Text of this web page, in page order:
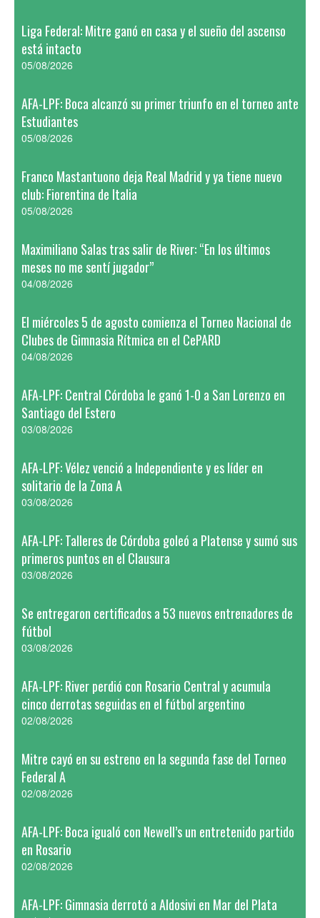
Liga Federal: Mitre ganó en casa y el sueño del ascenso
está intacto
05/08/2026
AFA-LPF: Boca alcanzó su primer triunfo en el torneo ante
Estudiantes
05/08/2026
Franco Mastantuono deja Real Madrid y ya tiene nuevo
club: Fiorentina de Italia
05/08/2026
Maximiliano Salas tras salir de River: “En los últimos
meses no me sentí jugador”
04/08/2026
El miércoles 5 de agosto comienza el Torneo Nacional de
Clubes de Gimnasia Rítmica en el CePARD
04/08/2026
AFA-LPF: Central Córdoba le ganó 1-0 a San Lorenzo en
Santiago del Estero
03/08/2026
AFA-LPF: Vélez venció a Independiente y es líder en
solitario de la Zona A
03/08/2026
AFA-LPF: Talleres de Córdoba goleó a Platense y sumó sus
primeros puntos en el Clausura
03/08/2026
Se entregaron certificados a 53 nuevos entrenadores de
fútbol
03/08/2026
AFA-LPF: River perdió con Rosario Central y acumula
cinco derrotas seguidas en el fútbol argentino
02/08/2026
Mitre cayó en su estreno en la segunda fase del Torneo
Federal A
02/08/2026
AFA-LPF: Boca igualó con Newell’s un entretenido partido
en Rosario
02/08/2026
AFA-LPF: Gimnasia derrotó a Aldosivi en Mar del Plata